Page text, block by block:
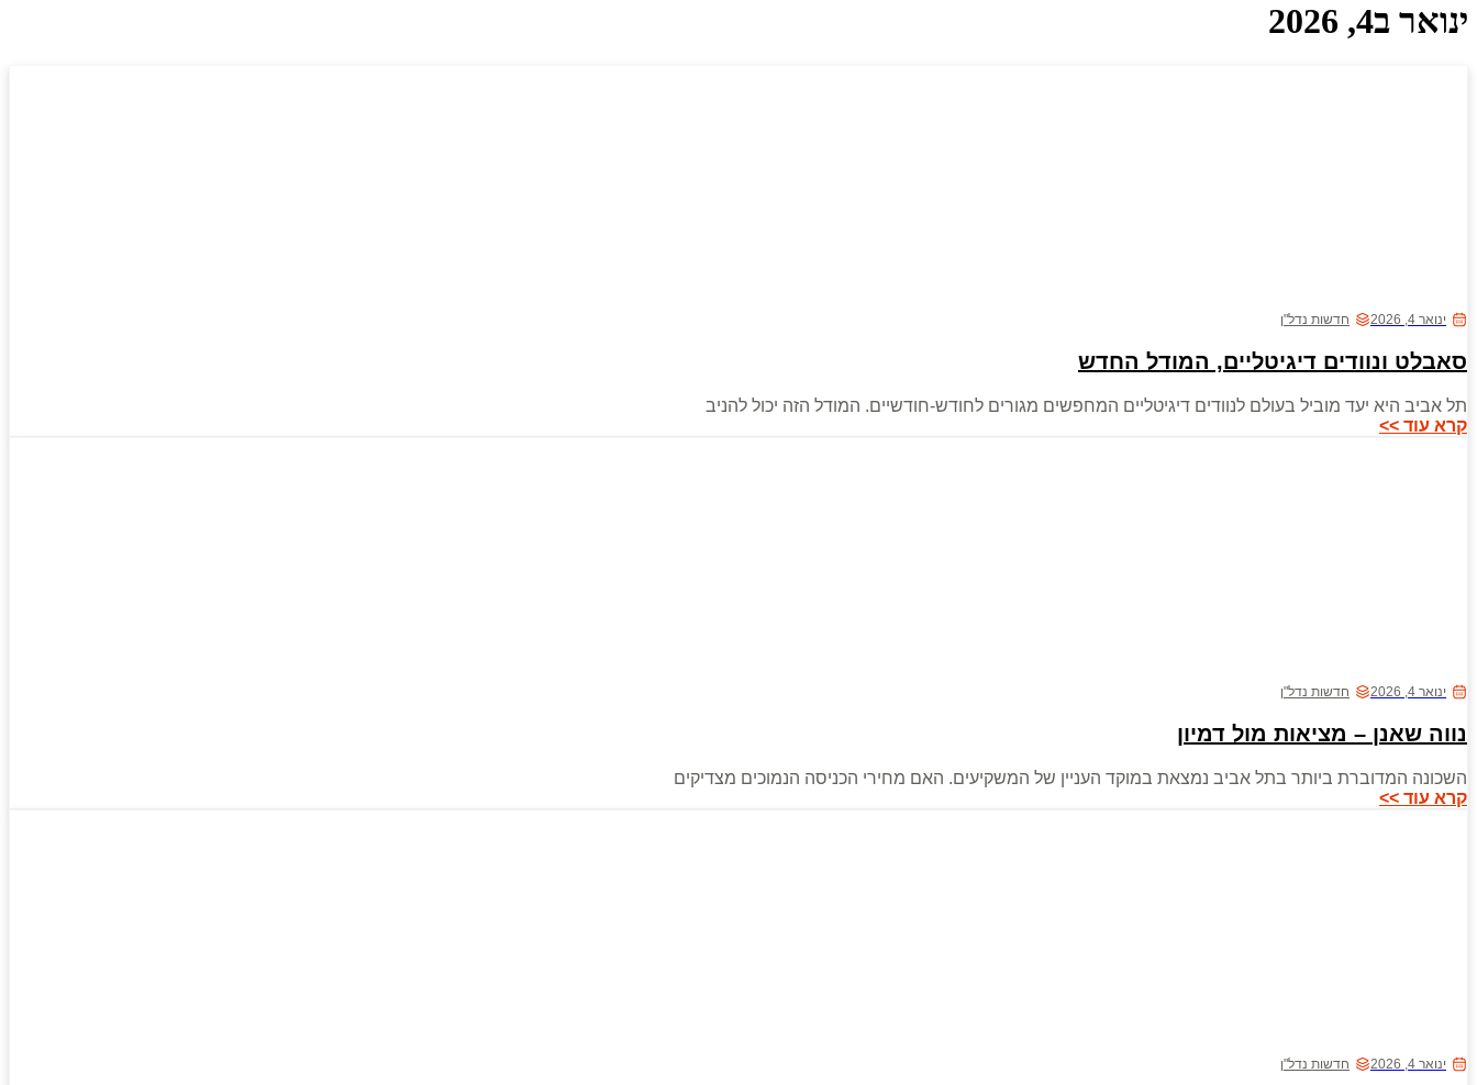
ינואר ב4, 2026
ינואר 4, 2026 חדשות נדל"ן
סאבלט ונוודים דיגיטליים, המודל החדש
תל אביב היא יעד מוביל בעולם לנוודים דיגיטליים המחפשים מגורים לחודש-חודשיים. המודל הזה יכול להניב
קרא עוד >>
ינואר 4, 2026 חדשות נדל"ן
נווה שאנן – מציאות מול דמיון
השכונה המדוברת ביותר בתל אביב נמצאת במוקד העניין של המשקיעים. האם מחירי הכניסה הנמוכים מצדיקים
קרא עוד >>
ינואר 4, 2026 חדשות נדל"ן